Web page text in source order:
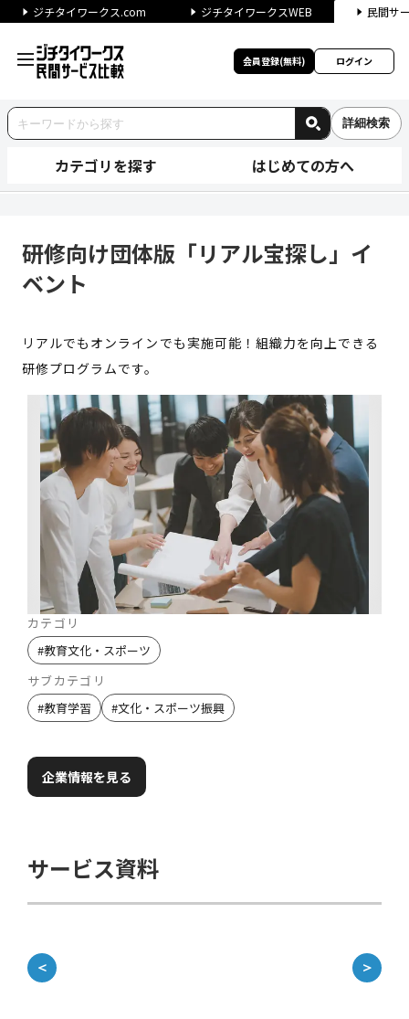
ジチタイワークス.com ジチタイワークスWEB 民間サ
会員登録(無料) ログイン
詳細検索
カテゴリを探す はじめての方へ
研修向け団体版「リアル宝探し」イ
ベント
リアルでもオンラインでも実施可能！組織力を向上できる
研修プログラムです。
カテゴリ
#教育文化・スポーツ
サブカテゴリ
#教育学習 #文化・スポーツ振興
企業情報を見る
サービス資料
＜ ＞